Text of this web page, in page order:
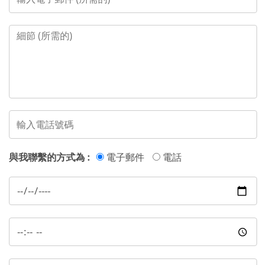
與我聯繫的方式為 : 電子郵件 電話